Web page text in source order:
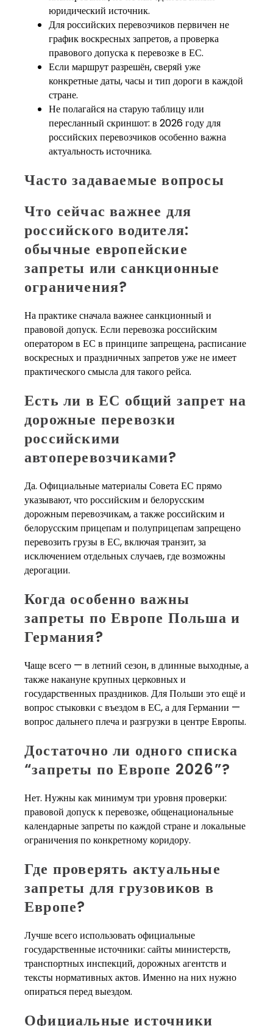
юридический источник.
Для российских перевозчиков первичен не
график воскресных запретов, а проверка
правового допуска к перевозке в ЕС.
Если маршрут разрешён, сверяй уже
конкретные даты, часы и тип дороги в каждой
стране.
Не полагайся на старую таблицу или
пересланный скриншот: в 2026 году для
российских перевозчиков особенно важна
актуальность источника.
Часто задаваемые вопросы
Что сейчас важнее для
российского водителя:
обычные европейские
запреты или санкционные
ограничения?
На практике сначала важнее санкционный и
правовой допуск. Если перевозка российским
оператором в ЕС в принципе запрещена, расписание
воскресных и праздничных запретов уже не имеет
практического смысла для такого рейса.
Есть ли в ЕС общий запрет на
дорожные перевозки
российскими
автоперевозчиками?
Да. Официальные материалы Совета ЕС прямо
указывают, что российским и белорусским
дорожным перевозчикам, а также российским и
белорусским прицепам и полуприцепам запрещено
перевозить грузы в ЕС, включая транзит, за
исключением отдельных случаев, где возможны
дерогации.
Когда особенно важны
запреты по Европе Польша и
Германия?
Чаще всего — в летний сезон, в длинные выходные, а
также накануне крупных церковных и
государственных праздников. Для Польши это ещё и
вопрос стыковки с въездом в ЕС, а для Германии —
вопрос дальнего плеча и разгрузки в центре Европы.
Достаточно ли одного списка
“запреты по Европе 2026”?
Нет. Нужны как минимум три уровня проверки:
правовой допуск к перевозке, общенациональные
календарные запреты по каждой стране и локальные
ограничения по конкретному коридору.
Где проверять актуальные
запреты для грузовиков в
Европе?
Лучше всего использовать официальные
государственные источники: сайты министерств,
транспортных инспекций, дорожных агентств и
тексты нормативных актов. Именно на них нужно
опираться перед выездом.
Официальные источники